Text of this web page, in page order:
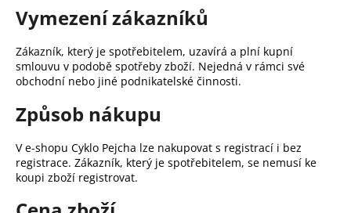
Vymezení zákazníků
Zákazník, který je spotřebitelem, uzavírá a plní kupní
smlouvu v podobě spotřeby zboží. Nejedná v rámci své
obchodní nebo jiné podnikatelské činnosti.
Způsob nákupu
V e-shopu Cyklo Pejcha lze nakupovat s registrací i bez
registrace. Zákazník, který je spotřebitelem, se nemusí ke
koupi zboží registrovat.
j
m
e